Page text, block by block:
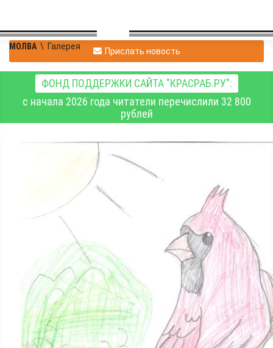
МОЛВА \ Галерея Прислать новость
ФОНД ПОДДЕРЖКИ САЙТА "КРАСРАБ.РУ":
с начала 2026 года читатели перечислили 32 800
рублей
08.06.2020 16:43
Три рисунка от Дианы